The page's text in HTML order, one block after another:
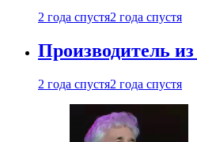
2 года спустя2 года спустя
Производитель
2 года спустя2 года спустя